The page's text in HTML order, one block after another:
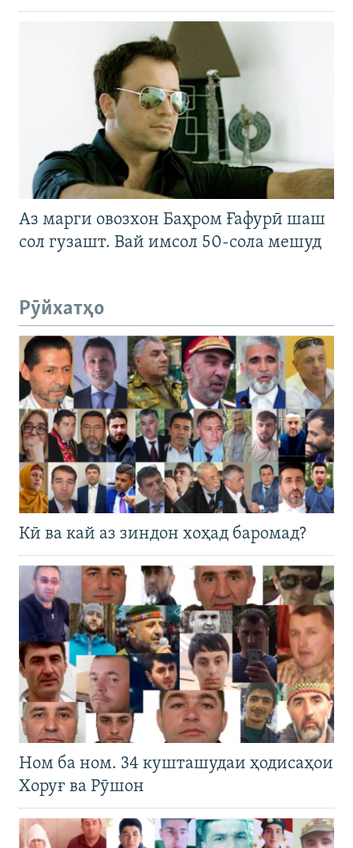
Аз марги овозхон Баҳром Ғафурӣ шаш
сол гузашт. Вай имсол 50-сола мешуд
Рӯйхатҳо
Кӣ ва кай аз зиндон хоҳад баромад?
Ном ба ном. 34 кушташудаи ҳодисаҳои
Хоруғ ва Рӯшон